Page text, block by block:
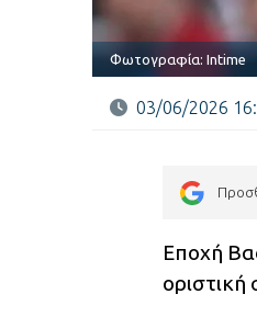
Φωτογραφία: Intime
03/06/2026
Εποχή